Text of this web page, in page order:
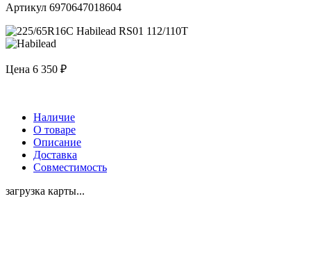
Артикул 6970647018604
Цена 6 350 ₽
Наличие
О товаре
Описание
Доставка
Совместимость
загрузка карты...